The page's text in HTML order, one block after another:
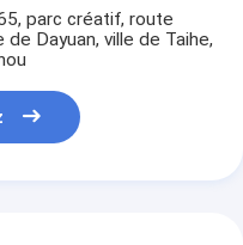
parc créatif, route
Dayuan, ville de Taihe,